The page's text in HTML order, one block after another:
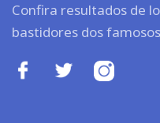
Confira resultados de
bastidores dos